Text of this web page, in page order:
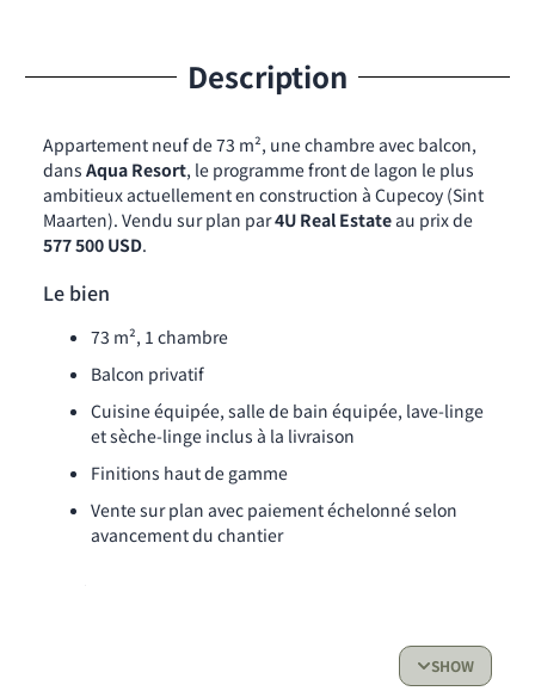
Description
Appartement neuf de 73 m², une chambre avec balcon,
dansAqua Resort, le programme front de lagon le plus
ambitieux actuellement en construction à Cupecoy (Sint
Maarten). Vendu sur plan par4U Real Estate au prix de
577 500 USD.
Le bien
73 m², 1 chambre
Balcon privatif
Cuisine équipée, salle de bain équipée, lave-linge
et sèche-linge inclus à la livraison
Finitions haut de gamme
Vente sur plan avec paiement échelonné selon
avancement du chantier
lagon, livré avec un ensemble d’équipements rares sur
SHOW